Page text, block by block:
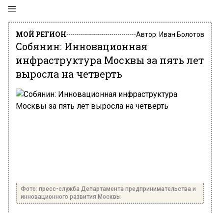
МОЙ РЕГИОН Автор: Иван Болотов
Собянин: Инновационная
инфраструктура Москвы за пять лет
выросла на четверть
Фото: пресс-служба Департамента предпринимательства и
инновационного развития Москвы